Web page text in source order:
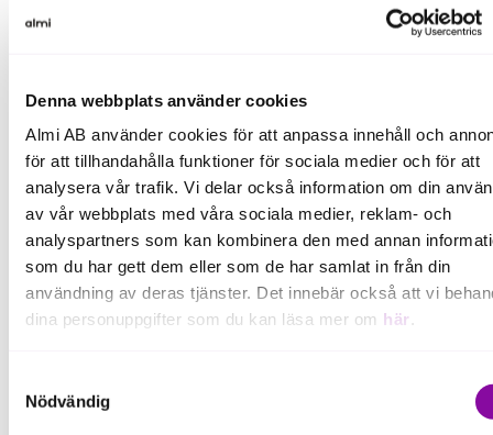
Denna webbplats använder cookies
Almi AB använder cookies för att anpassa innehåll och
för att tillhandahålla funktioner för sociala medier och för att
analysera vår trafik. Vi delar också information om din
av vår webbplats med våra sociala medier, reklam- och
analyspartners som kan kombinera den med annan
som du har gett dem eller som de har samlat in från din
användning av deras tjänster. Det innebär också att vi
dina personuppgifter som du kan läsa mer om här .
delning av information enligt ovan, inte att ske, förutom för
som är nödvändiga för att hemsidan ska fungera se mer
Nödvändig
företag som behöver finansiering. Det kan vi
en kombination av kunskap och kapital. Det gäller
särskilt grön omställning eftersom det är en nyckel för
positiv utveckling. Företag som arbetar med
miljömässig och social hållbarhet blir också mer
finansiellt hållbara. De blir starkare företag helt
enkelt, menar Anna.
Råd och pengar
Starka företag som arbetar på ett klokt sätt är också
näringsliv. Almi är en nationell aktör med 500